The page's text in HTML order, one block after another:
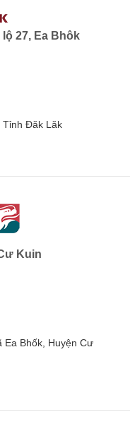
27, Ea Bhôk
Tỉnh Đăk Lăk
Kuin
Ea Bhốk, Huyện Cư